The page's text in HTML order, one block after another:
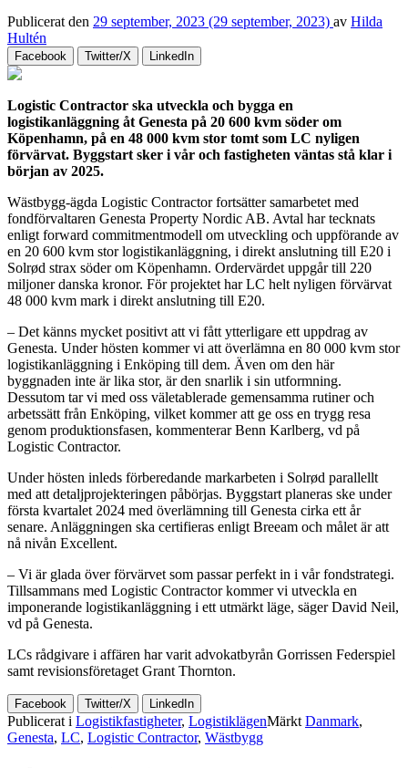
Publicerat den 29 september, 2023 (29 september, 2023) av Hilda
Hultén
Facebook Twitter/X LinkedIn
Logistic Contractor ska utveckla och bygga en
logistikanläggning åt Genesta på 20 600 kvm söder om
Köpenhamn, på en 48 000 kvm stor tomt som LC nyligen
förvärvat. Byggstart sker i vår och fastigheten väntas stå klar i
början av 2025.
Wästbygg-ägda Logistic Contractor fortsätter samarbetet med
fondförvaltaren Genesta Property Nordic AB. Avtal har tecknats
enligt forward commitmentmodell om utveckling och uppförande av
en 20 600 kvm stor logistikanläggning, i direkt anslutning till E20 i
Solrød strax söder om Köpenhamn. Ordervärdet uppgår till 220
miljoner danska kronor. För projektet har LC helt nyligen förvärvat
48 000 kvm mark i direkt anslutning till E20.
– Det känns mycket positivt att vi fått ytterligare ett uppdrag av
Genesta. Under hösten kommer vi att överlämna en 80 000 kvm stor
logistikanläggning i Enköping till dem. Även om den här
byggnaden inte är lika stor, är den snarlik i sin utformning.
Dessutom tar vi med oss väletablerade gemensamma rutiner och
arbetssätt från Enköping, vilket kommer att ge oss en trygg resa
genom produktionsfasen, kommenterar Benn Karlberg, vd på
Logistic Contractor.
Under hösten inleds förberedande markarbeten i Solrød parallellt
med att detaljprojekteringen påbörjas. Byggstart planeras ske under
första kvartalet 2024 med överlämning till Genesta cirka ett år
senare. Anläggningen ska certifieras enligt Breeam och målet är att
nå nivån Excellent.
– Vi är glada över förvärvet som passar perfekt in i vår fondstrategi.
Tillsammans med Logistic Contractor kommer vi utveckla en
imponerande logistikanläggning i ett utmärkt läge, säger David Neil,
vd på Genesta.
LCs rådgivare i affären har varit advokatbyrån Gorrissen Federspiel
samt revisionsföretaget Grant Thornton.
Facebook Twitter/X LinkedIn
Publicerat i Logistikfastigheter, LogistiklägenMärkt Danmark,
Genesta, LC, Logistic Contractor, Wästbygg